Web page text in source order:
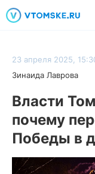
23 апреля 2025,
Зинаида Лаврова
Власти
почему
Победы в